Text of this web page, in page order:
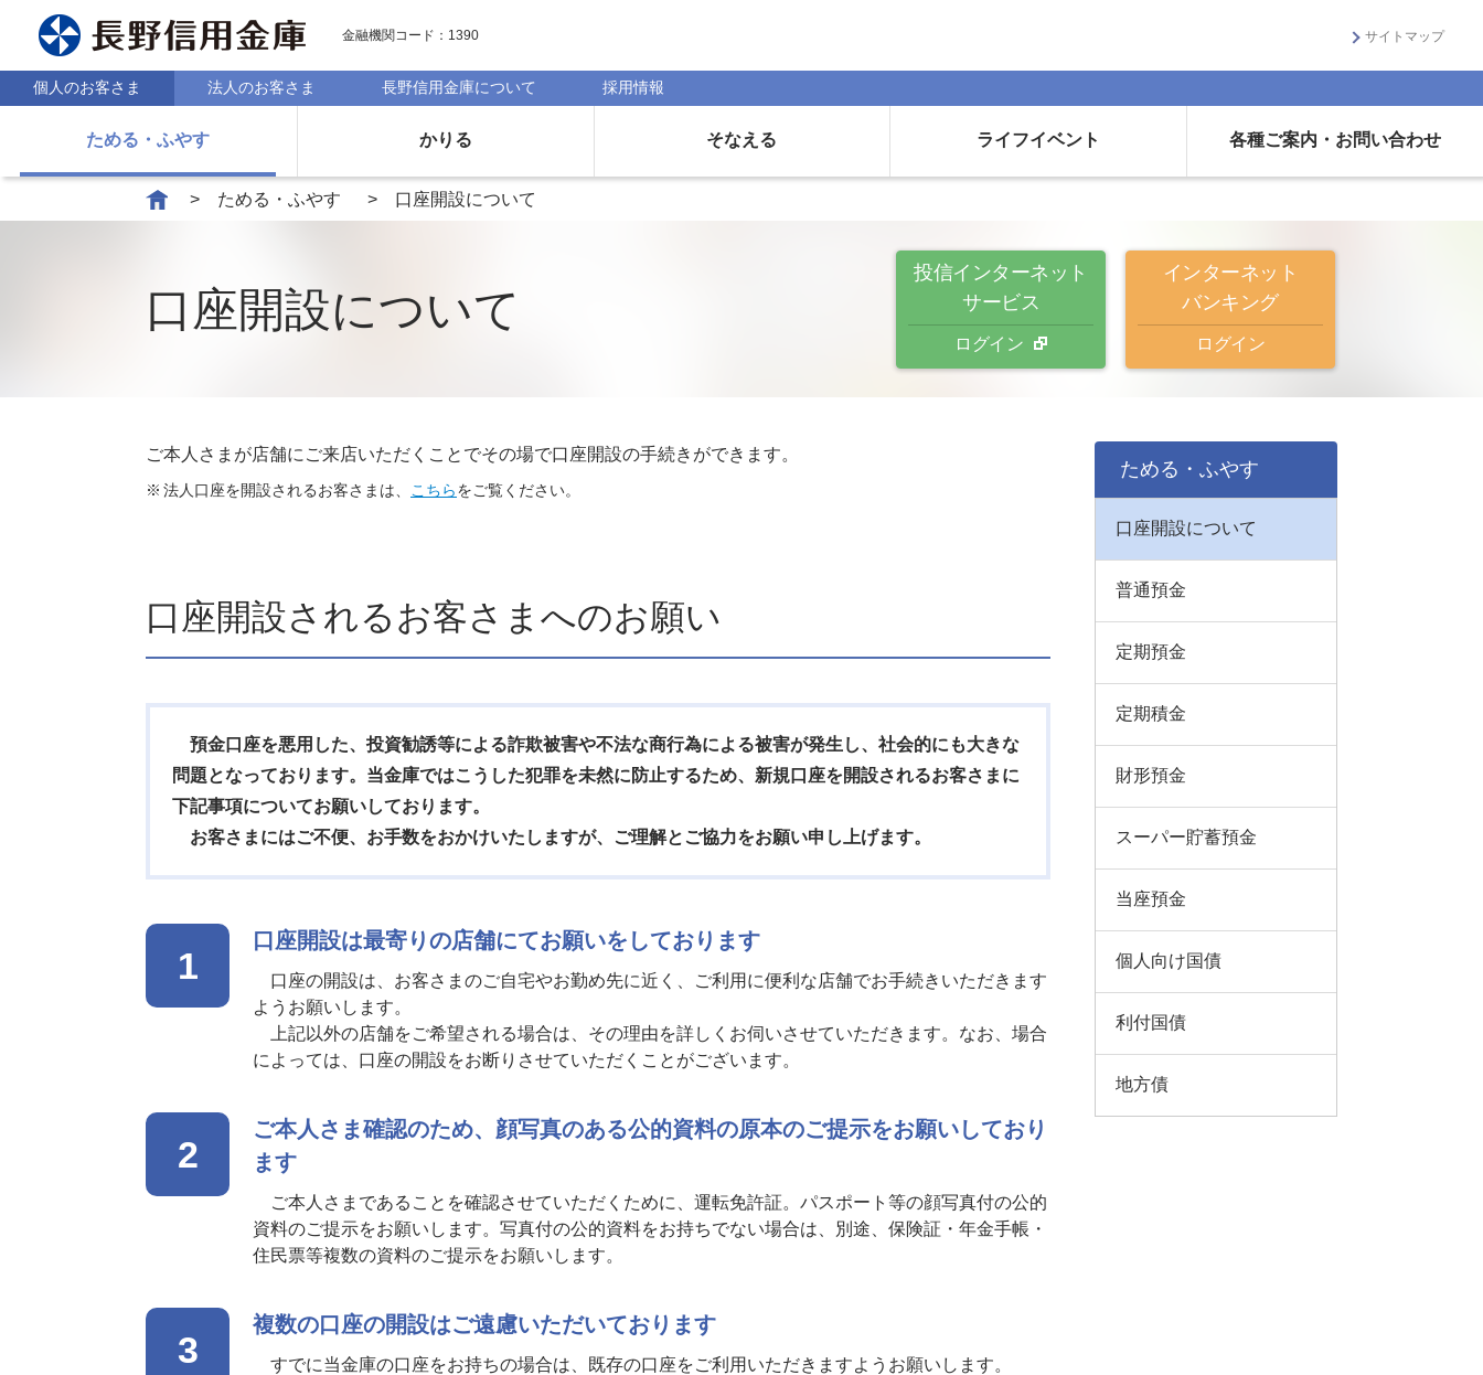
金融機関コード：1390 サイトマップ
個人のお客さま 法人のお客さま 長野信用金庫について 採用情報
ためる・ふやす かりる そなえる ライフイベント 各種ご案内・お問い合わせ
ためる・ふやす 口座開設について
口座開設について
投信インターネット
サービス
ログイン
インターネット
バンキング
ログイン
ご本人さまが店舗にご来店いただくことでその場で口座開設の手続きができます。
法人口座を開設されるお客さまは、 こちらをご覧ください。
口座開設されるお客さまへのお願い
預金口座を悪用した、投資勧誘等による詐欺被害や不法な商行為による被害が発生し、社会的にも大きな
問題となっております。当金庫ではこうした犯罪を未然に防止するため、新規口座を開設されるお客さまに
下記事項についてお願いしております。
お客さまにはご不便、お手数をおかけいたしますが、ご理解とご協力をお願い申し上げます。
1
口座開設は最寄りの店舗にてお願いをしております
口座の開設は、お客さまのご自宅やお勤め先に近く、ご利用に便利な店舗でお手続きいただきます
ようお願いします。
上記以外の店舗をご希望される場合は、その理由を詳しくお伺いさせていただきます。なお、場合
によっては、口座の開設をお断りさせていただくことがございます。
2
ご本人さま確認のため、顔写真のある公的資料の原本のご提示をお願いしており
ます
ご本人さまであることを確認させていただくために、運転免許証。パスポート等の顔写真付の公的
資料のご提示をお願いします。写真付の公的資料をお持ちでない場合は、別途、保険証・年金手帳・
住民票等複数の資料のご提示をお願いします。
3
複数の口座の開設はご遠慮いただいております
すでに当金庫の口座をお持ちの場合は、既存の口座をご利用いただきますようお願いします。
ためる・ふやす
口座開設について
普通預金
定期預金
定期積金
財形預金
スーパー貯蓄預金
当座預金
個人向け国債
利付国債
地方債